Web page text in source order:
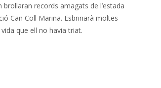
records amagats de l’estada
Can Coll Marina. Esbrinarà moltes
que ell no havia triat.